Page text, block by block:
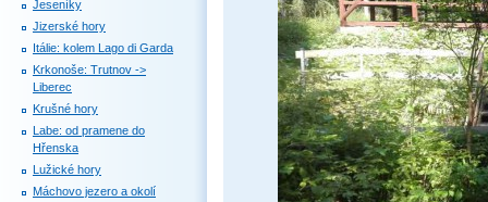
Jeseníky
Jizerské hory
Itálie: kolem Lago di Garda
Krkonoše: Trutnov ->
Liberec
Krušné hory
Labe: od pramene do
Hřenska
Lužické hory
Máchovo jezero a okolí